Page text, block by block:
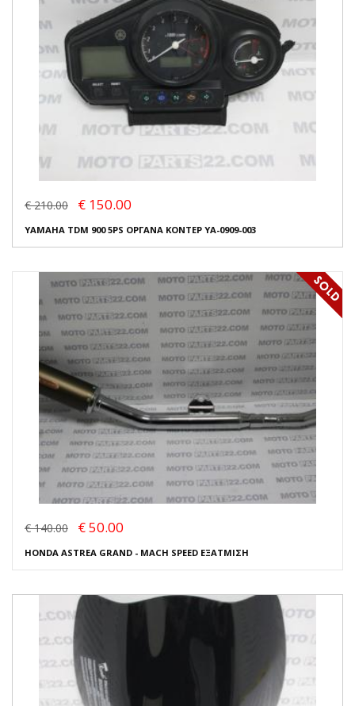
€ 210.00 € 150.00
YAMAHA TDM 900 5PS ΟΡΓΑΝΑ ΚΟΝΤΕΡ YA-0909-003
€ 140.00 € 50.00
HONDA ASTREA GRAND - MACH SPEED ΕΞΑΤΜΙΣΗ